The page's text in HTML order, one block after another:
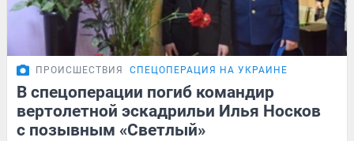
ПРОИСШЕСТВИЯ СПЕЦОПЕРАЦИЯ НА УКРАИНЕ
В спецоперации погиб командир
вертолетной эскадрильи Илья Носков
с позывным «Светлый»